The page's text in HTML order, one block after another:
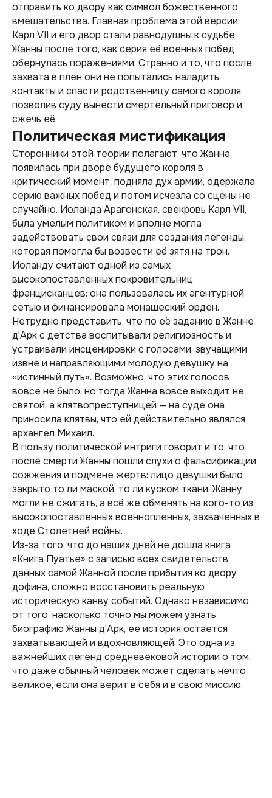
отправить ко двору как символ божественного
вмешательства. Главная проблема этой версии:
Карл VII и его двор стали равнодушны к судьбе
Жанны после того, как серия её военных побед
обернулась поражениями. Странно и то, что после
захвата в плен они не попытались наладить
контакты и спасти родственницу самого короля,
позволив суду вынести смертельный приговор и
сжечь её.
Политическая мистификация
Сторонники этой теории полагают, что Жанна
появилась при дворе будущего короля в
критический момент, подняла дух армии, одержала
серию важных побед и потом исчезла со сцены не
случайно. Иоланда Арагонская, свекровь Карл VII,
была умелым политиком и вполне могла
задействовать свои связи для создания легенды,
которая помогла бы возвести её зятя на трон.
Иоланду считают одной из самых
высокопоставленных покровительниц
францисканцев: она пользовалась их агентурной
сетью и финансировала монашеский орден.
Нетрудно представить, что по её заданию в Жанне
д'Арк с детства воспитывали религиозность и
устраивали инсценировки с голосами, звучащими
извне и направляющими молодую девушку на
«истинный путь». Возможно, что этих голосов
вовсе не было, но тогда Жанна вовсе выходит не
святой, а клятвопреступницей — на суде она
приносила клятвы, что ей действительно являлся
архангел Михаил.
В пользу политической интриги говорит и то, что
после смерти Жанны пошли слухи о фальсификации
сожжения и подмене жертв: лицо девушки было
закрыто то ли маской, то ли куском ткани. Жанну
могли не сжигать, а всё же обменять на кого-то из
высокопоставленных военнопленных, захваченных в
ходе Столетней войны.
Из-за того, что до наших дней не дошла книга
«Книга Пуатье» с записью всех свидетельств,
данных самой Жанной после прибытия ко двору
дофина, сложно восстановить реальную
историческую канву событий. Однако независимо
от того, насколько точно мы можем узнать
биографию Жанны д'Арк, ее история остается
захватывающей и вдохновляющей. Это одна из
важнейших легенд средневековой истории о том,
что даже обычный человек может сделать нечто
великое, если она верит в себя и в свою миссию.